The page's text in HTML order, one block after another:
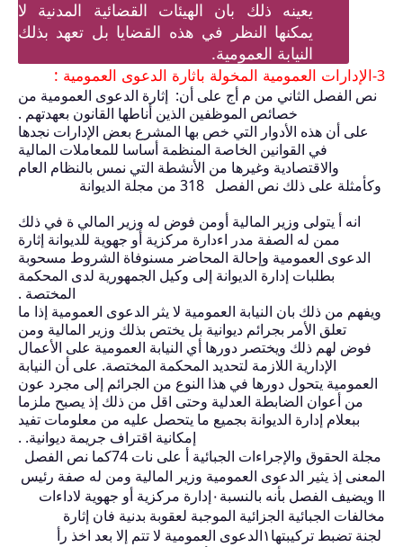
يعينه ذلك بان الهيئات القضائية المدنية لا
يمكنها النظر في هذه القضايا بل تعهد بذلك
النيابة العمومية.
3- الإدارات العمومية المخولة باثارة الدعوى العمومية :
نص الفصل الثاني من م أج على أن: إثارة الدعوى العمومية من
خصائص الموظفين الذين أناطها القانون بعهدتهم .
على أن هذه الأدوار التي خص بها المشرع بعض الإدارات نجدها
في القوانين الخاصة المنظمة أساسا للمعاملات المالية
والاقتصادية وغيرها من الأنشطة التي نمس بالنظام العام
وكأمثلة على ذلك نص الفصل 318 من مجلة الديوانة
انه أ يتولى وزير المالية أومن فوض له وزير المالي ة في ذلك
ممن له الصفة مدر اءدارة مركزية أو جهوية للديوانة إثارة
الدعوى العمومية وإحالة المحاضر مسنوفاة الشروط مسحوبة
بطلبات إدارة الديوانة إلى وكيل الجمهورية لدى المحكمة
المختصة .
ويفهم من ذلك بان النيابة العمومية لا يثر الدعوى العمومية إذا ما
تعلق الأمر بجرائم ديوانية بل يختص بذلك وزير المالية ومن
فوض لهم ذلك ويختصر دورها أي النيابة العمومية على الأعمال
الإدارية اللازمة لتحديد المحكمة المختصة. على أن النيابة
العمومية يتحول دورها في هذا النوع من الجرائم إلى مجرد عون
من أعوان الضابطة العدلية وحتى اقل من ذلك إذ يصبح ملزما
ببعلام إدارة الديوانة بجميع ما يتحصل عليه من معلومات تفيد
إمكانية اقتراف جريمة ديوانية. .
كما نص الفصل74 مجلة الحقوق والإجراءات الجبائية أ على نات
المعنى إذ يثير الدعوى العمومية وزير المالية ومن له صفة رئيس
إدارة مركزية أو جهوية لاداءات٠اا ويضيف الفصل بأنه بالنسبة
مخالفات الجبائية الجزائية الموجبة لعقوبة بدنية فان إثارة
الدعوى العمومية لا تتم إلا بعد اخذ رأ١لجنة تضبط تركيبتها